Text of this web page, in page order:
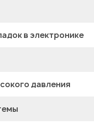
в электронике
давления